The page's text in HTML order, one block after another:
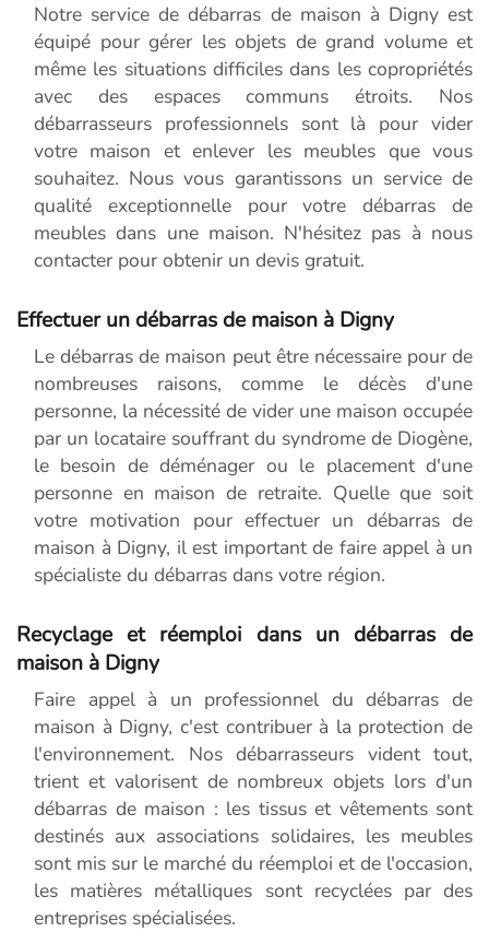
Notre service de débarras de maison à Digny est
équipé pour gérer les objets de grand volume et
même les situations difficiles dans les copropriétés
avec des espaces communs étroits. Nos
débarrasseurs professionnels sont là pour vider
votre maison et enlever les meubles que vous
souhaitez. Nous vous garantissons un service de
qualité exceptionnelle pour votre débarras de
meubles dans une maison. N'hésitez pas à nous
contacter pour obtenir un devis gratuit.
Effectuer un débarras de maison à Digny
Le débarras de maison peut être nécessaire pour de
nombreuses raisons, comme le décès d'une
personne, la nécessité de vider une maison occupée
par un locataire souffrant du syndrome de Diogène,
le besoin de déménager ou le placement d'une
personne en maison de retraite. Quelle que soit
votre motivation pour effectuer un débarras de
maison à Digny, il est important de faire appel à un
spécialiste du débarras dans votre région.
Recyclage et réemploi dans un débarras de
maison à Digny
Faire appel à un professionnel du débarras de
maison à Digny, c'est contribuer à la protection de
l'environnement. Nos débarrasseurs vident tout,
trient et valorisent de nombreux objets lors d'un
débarras de maison : les tissus et vêtements sont
destinés aux associations solidaires, les meubles
sont mis sur le marché du réemploi et de l'occasion,
les matières métalliques sont recyclées par des
entreprises spécialisées.